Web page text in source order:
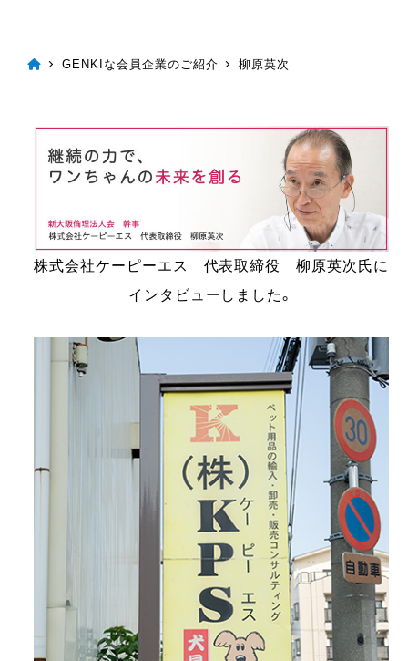
GENKIな会員企業のご紹介 柳原英次
株式会社ケーピーエス 代表取締役 柳原英次氏に
インタビューしました。